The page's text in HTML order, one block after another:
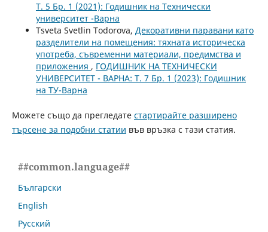
Т. 5 Бр. 1 (2021): Годишник на Технически
университет -Варна
Tsveta Svetlin Todorova, Декоративни паравани като
разделители на помещения: тяхната историческа
употреба, съвременни материали, предимства и
приложения , ГОДИШНИК НА ТЕХНИЧЕСКИ
УНИВЕРСИТЕТ - ВАРНА: Т. 7 Бр. 1 (2023): Годишник
на ТУ-Варна
Можете също да прегледате стартирайте разширено
търсене за подобни статии във връзка с тази статия.
##common.language##
Български
English
Русский